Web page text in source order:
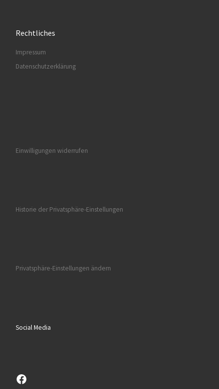
Rechtliches
Impressum
Datenschutzerklärung
Einwilligungen widerrufen
Historie der Privatsphäre-Einstellungen
Privatsphäre-Einstellungen ändern
Social Media
Facebook